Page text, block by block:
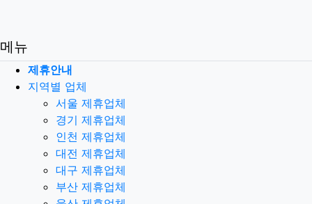
메뉴
제휴안내
지역별 업체
서울 제휴업체
경기 제휴업체
인천 제휴업체
대전 제휴업체
대구 제휴업체
부산 제휴업체